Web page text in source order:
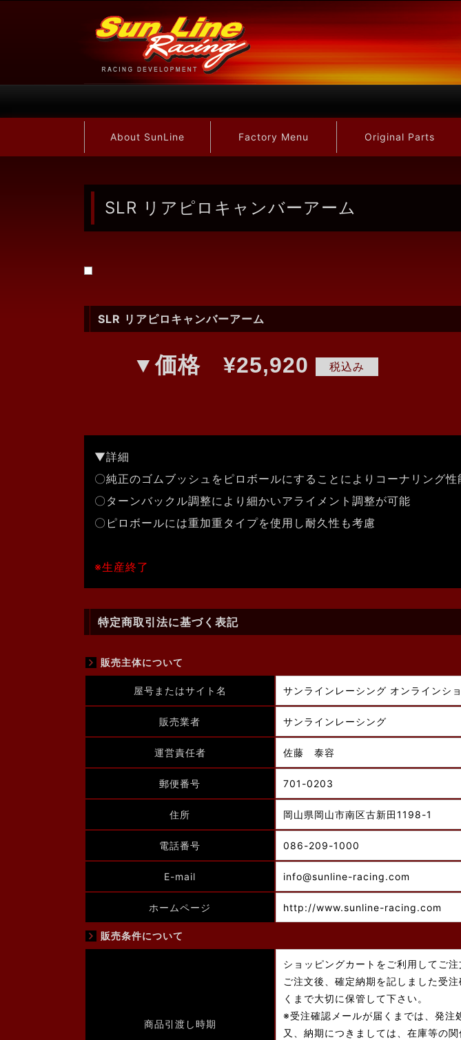
About SunLine Factory Menu Original Parts
SLR リアピロキャンバーアーム
SLR リアピロキャンバーアーム
▼価格 ¥25,920
▼詳細
〇純正のゴムブッシュをピロボールにすることによりコーナリング性
〇ターンバックル調整により細かいアライメント調整が可能
〇ピロボールには重加重タイプを使用し耐久性も考慮
※生産終了
特定商取引法に基づく表記
販売主体について
屋号またはサイト名 サンラインレーシング オンラインシ
販売業者 サンラインレーシング
運営責任者 佐藤 泰容
郵便番号 701-0203
住所 岡山県岡山市南区古新田1198-1
電話番号 086-209-1000
E-mail info@sunline-racing.com
ホームページ http://www.sunline-racing.com
販売条件について
商品引渡し時期
ショッピングカートをご利用してご
ご注文後、確定納期を記しました受
くまで大切に保管して下さい。
※受注確認メールが届くまでは、発注
又、納期につきましては、在庫等の